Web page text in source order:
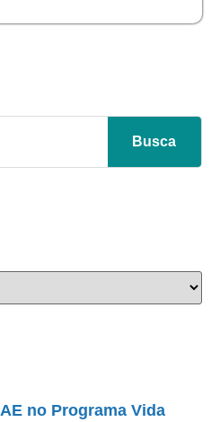
Busca
AE no Programa Vida